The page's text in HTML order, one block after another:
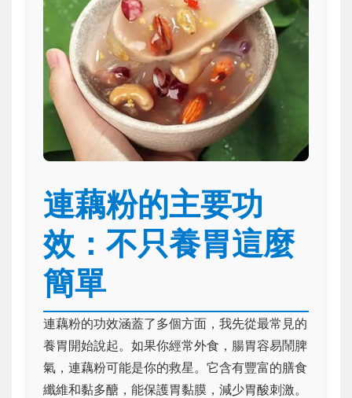
連藕粉的主要功
效：不只養胃這麼
簡單
連藕粉的功效涵蓋了多個方面，我先從最常見的
養胃開始說起。如果你經常外食，腸胃容易鬧脾
氣，連藕粉可能是你的救星。它含有豐富的膳食
纖維和黏多醣，能保護胃黏膜，減少胃酸刺激。